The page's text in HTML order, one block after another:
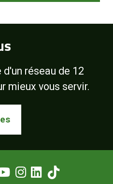
réseau de 12
mieux vous servir.